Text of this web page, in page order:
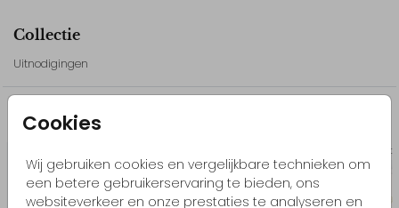
Cookies
Wij gebruiken cookies en vergelijkbare technieken om
een betere gebruikerservaring te bieden, ons
websiteverkeer en onze prestaties te analyseren en
de kleur nét iets anders uitpakken. Elke doos is uniek.
Let op: op een houten ondergrond kan de kleur wit niet worden
afgedrukt en blijft dat gedeelte van het ontwerp dus leeg.
Collectie
Uitnodigingen
Misschien vind je dit ook leuk